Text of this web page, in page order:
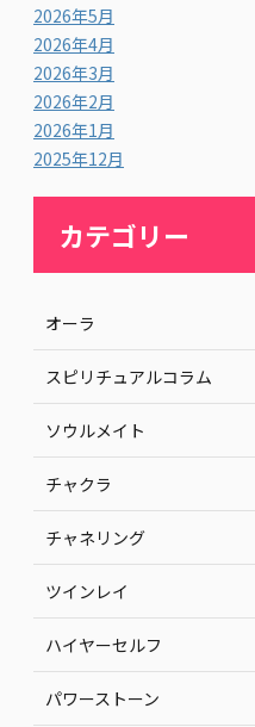
2026年5月
2026年4月
2026年3月
2026年2月
2026年1月
2025年12月
カテゴリー
オーラ
スピリチュアルコラム
ソウルメイト
チャクラ
チャネリング
ツインレイ
ハイヤーセルフ
パワーストーン